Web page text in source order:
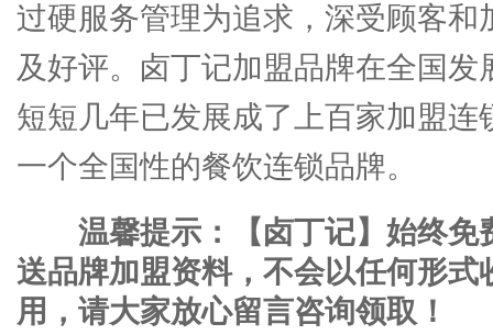
过硬服务管理为追求，深受顾客和
及好评。卤丁记加盟品牌在全国发
短短几年已发展成了上百家加盟连
一个全国性的餐饮连锁品牌。
温馨提示：【卤丁记】始终免
送品牌加盟资料，不会以任何形式
用，请大家放心留言咨询领取！